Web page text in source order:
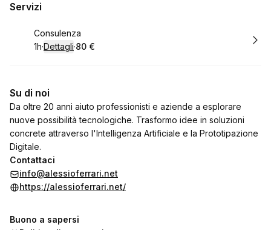
Servizi
Prenota
Consulenza
.Durata:
1h·Dettagli·
.Prezzo
80 €
Su di noi
Da oltre 20 anni aiuto professionisti e aziende a esplorare
nuove possibilità tecnologiche. Trasformo idee in soluzioni
concrete attraverso l'Intelligenza Artificiale e la Prototipazione
Digitale.
Contattaci
info@alessioferrari.net
https://alessioferrari.net/
Buono a sapersi